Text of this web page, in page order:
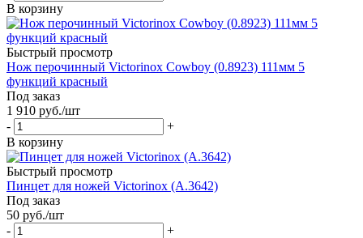
В корзину
Быстрый просмотр
Нож перочинный Victorinox Cowboy (0.8923) 111мм 5
функций красный
Под заказ
1 910 руб./шт
-
+
В корзину
Быстрый просмотр
Пинцет для ножей Victorinox (A.3642)
Под заказ
50 руб./шт
-
+